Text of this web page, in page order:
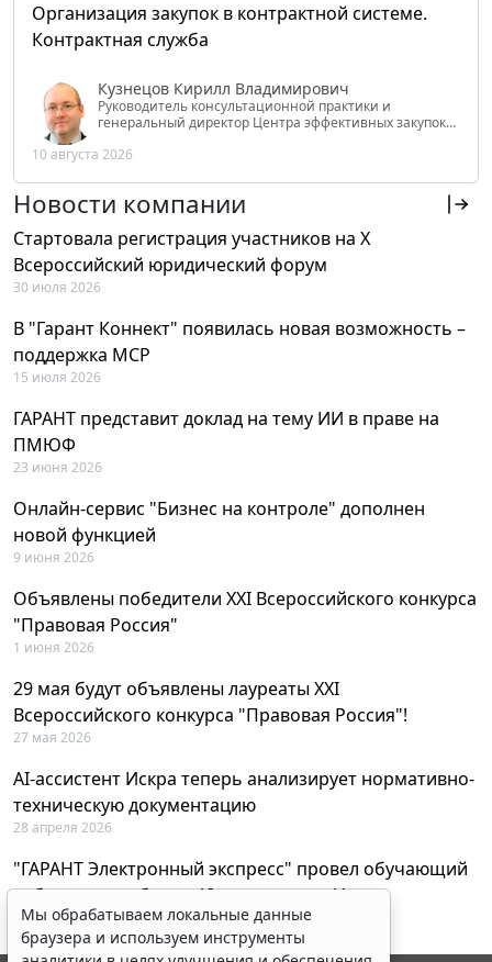
Организация закупок в контрактной системе.
Контрактная служба
Кузнецов Кирилл Владимирович
Руководитель консультационной практики и
генеральный директор Центра эффективных закупок
РФ
10 августа 2026
Новости компании
Стартовала регистрация участников на X
Всероссийский юридический форум
30 июля 2026
В "Гарант Коннект" появилась новая возможность –
поддержка MCP
15 июля 2026
ГАРАНТ представит доклад на тему ИИ в праве на
ПМЮФ
23 июня 2026
Онлайн-сервис "Бизнес на контроле" дополнен
новой функцией
9 июня 2026
Объявлены победители XXI Всероссийского конкурса
"Правовая Россия"
1 июня 2026
29 мая будут объявлены лауреаты XXI
Всероссийского конкурса "Правовая Россия"!
27 мая 2026
AI-ассистент Искра теперь анализирует нормативно-
техническую документацию
28 апреля 2026
"ГАРАНТ Электронный экспресс" провел обучающий
вебинар по работе с AI-ассистентом Искра
23 апреля 2026
Мы обрабатываем локальные данные
браузера и используем инструменты